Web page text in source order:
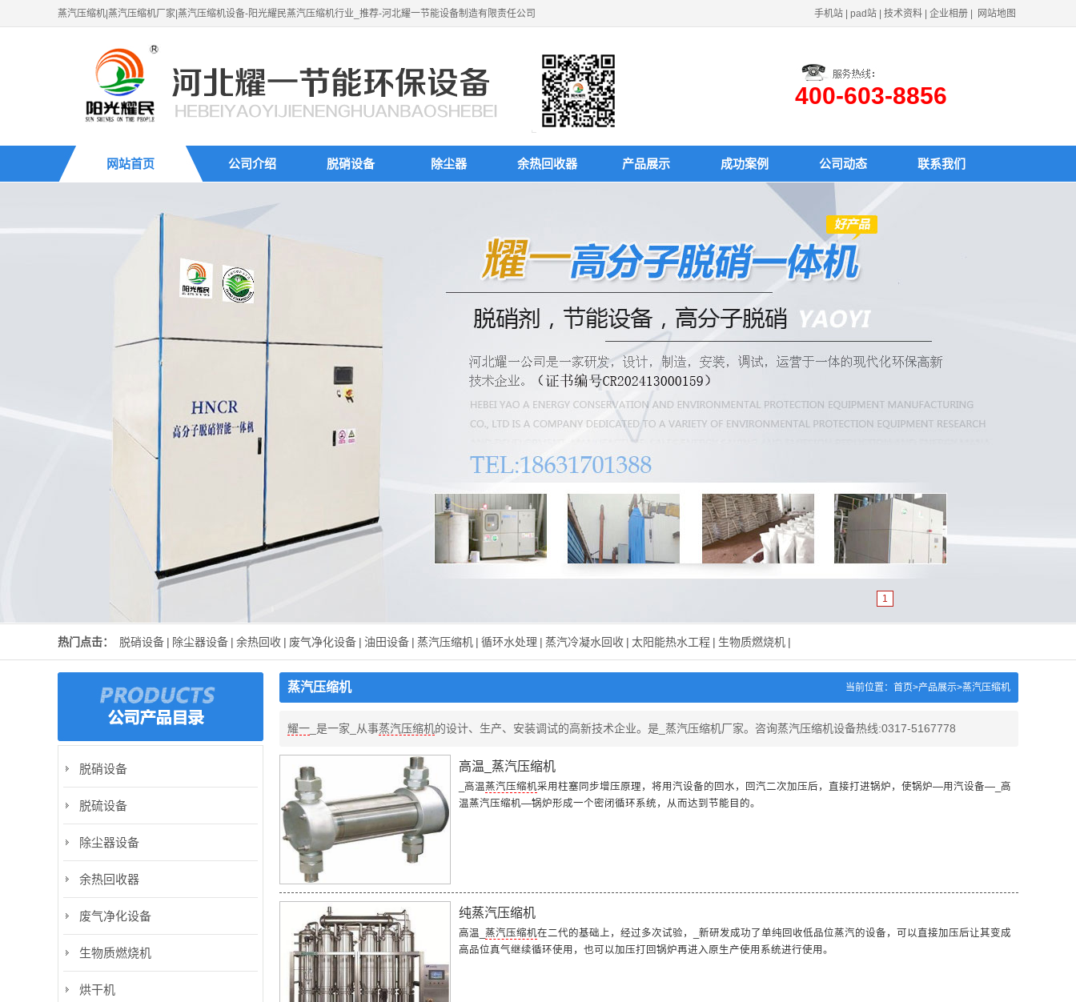
蒸汽压缩机|蒸汽压缩机厂家|蒸汽压缩机设备-阳光耀民蒸汽压缩机行业_推荐-河北耀一节能设备制造有限责任公司 手机站 pad站 技术资料 企业相册 网站地图
400-603-8856
网站首页 公司介绍 脱硝设备 除尘器 余热回收器 产品展示 成功案例 公司动态 联系我们
1
热门点击： 脱硝设备 | 除尘器设备 | 余热回收 | 废气净化设备 | 油田设备 | 蒸汽压缩机 | 循环水处理 | 蒸汽冷凝水回收 | 太阳能热水工程 | 生物质燃烧机 |
蒸汽压缩机 当前位置： 首页>产品展示>蒸汽压缩机
耀一 _是一家_从事蒸汽压缩机的设计、生产、安装调试的高新技术企业。是_ 蒸汽压缩机厂家。咨询蒸汽压缩机设备热线:0317-5167778
高温_蒸汽压缩机
_高温蒸汽压缩机采用柱塞同步增压原理，将用汽设备的回水，回汽二次加压后，直接打进锅炉，使锅炉—用汽设备— _高
温蒸汽压缩机—锅炉形成一个密闭循环系统，从而达到节能目的。
纯蒸汽压缩机
高温_ 蒸汽压缩机在二代的基础上，经过多次试验，_新研发成功了单纯回收低品位蒸汽的设备，可以直接加压后让其变成
高品位真气继续循环使用，也可以加压打回锅炉再进入原生产使用系统进行使用。
脱硝设备
脱硫设备
除尘器设备
余热回收器
废气净化设备
生物质燃烧机
烘干机